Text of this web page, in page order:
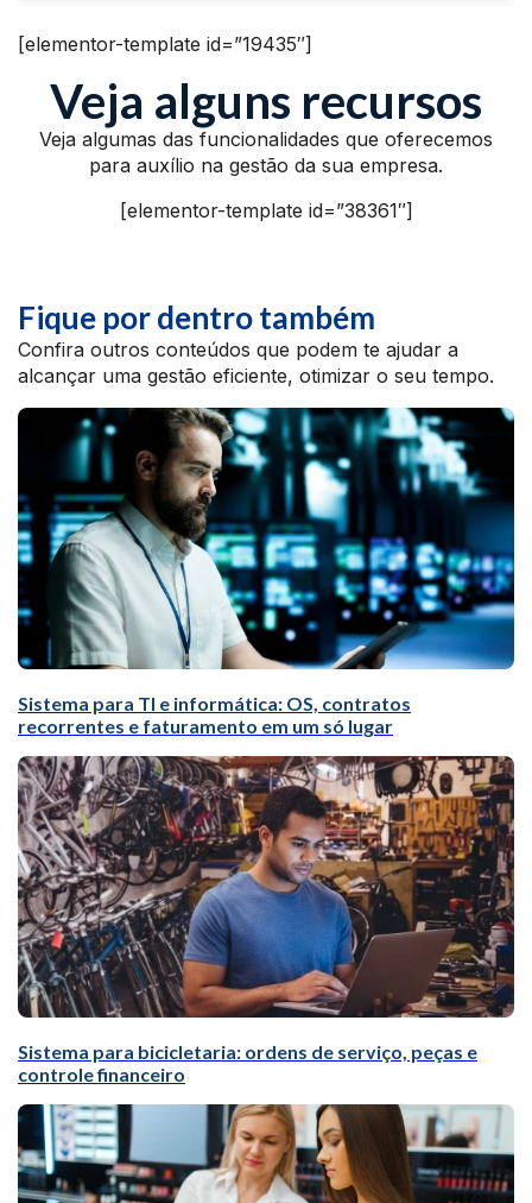
[elementor-template id=”19435″]
Veja alguns recursos
Veja algumas das funcionalidades que oferecemos
para auxílio na gestão da sua empresa.
[elementor-template id=”38361″]
Fique por dentro também
Confira outros conteúdos que podem te ajudar a
alcançar uma gestão eficiente, otimizar o seu tempo.
Sistema para TI e informática: OS, contratos
recorrentes e faturamento em um só lugar
Sistema para bicicletaria: ordens de serviço, peças e
controle financeiro